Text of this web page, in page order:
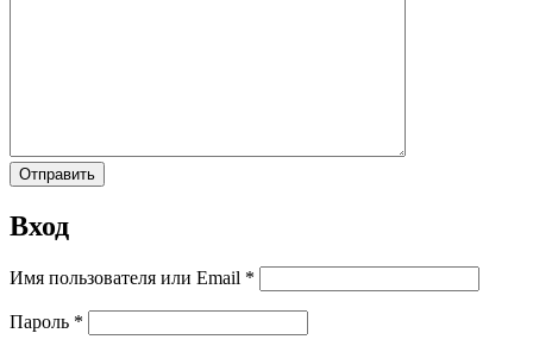
Вход
Имя пользователя или Email *
Пароль *